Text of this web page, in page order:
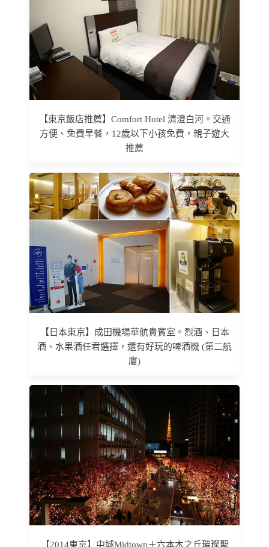
【東京飯店推薦】Comfort Hotel 清澄白河。交通
方便、免費早餐，12歲以下小孩免費，親子遊大
推薦
【日本東京】成田機場華航貴賓室。烈酒、日本
酒、水果酒任君選擇，還有好玩的啤酒機 (第二航
廈)
【2014東京】中城Midtown＋六本木之丘璀璨聖